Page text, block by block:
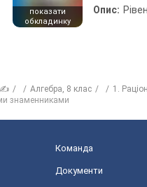
показати
обкладинку
Опис:
✍ Алгебра, 8 клас
1.
знаменниками
Команда
Документи